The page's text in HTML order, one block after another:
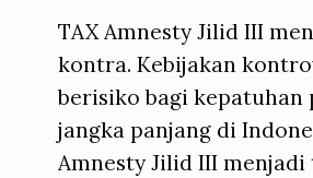
TAX Amnesty Jilid III
kontra. Kebijakan
berisiko bagi kepatuhan
jangka panjang di
Amnesty Jilid III